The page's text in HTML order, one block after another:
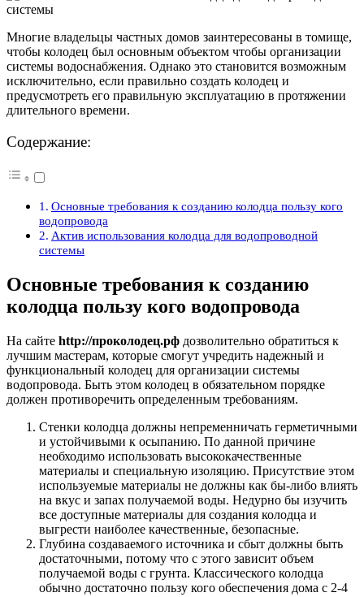
Многие владельцы частных домов заинтересованы в томище,
чтобы колодец был основным объектом чтобы организации
системы водоснабжения. Однако это становится возможным
исключительно, если правильно создать колодец и
предусмотреть его правильную эксплуатацию в протяжении
длительного времени.
Содержание:
Основные требования к созданию колодца пользу кого
водопровода
Актив использования колодца для водопроводной
системы
Основные требования к созданию
колодца пользу кого водопровода
На сайте http://проколодец.рф дозволительно обратиться к
лучшим мастерам, которые смогут учредить надежный и
функциональный колодец для организации системы
водопровода. Быть этом колодец в обязательном порядке
должен противоречить определенным требованиям.
Стенки колодца должны непременничать герметичными
и устойчивыми к осыпанию. По данной причине
необходимо использовать высококачественные
материалы и специальную изоляцию. Присутствие этом
используемые материалы не должны как бы-либо влиять
на вкус и запах получаемой воды. Недурно бы изучить
все доступные материалы для создания колодца и
выгрести наиболее качественные, безопасные.
Глубина создаваемого источника и сбыт должны быть
достаточными, потому что с этого зависит объем
получаемой воды с грунта. Классического колодца
обычно достаточно пользу кого обеспечения дома с 2-4